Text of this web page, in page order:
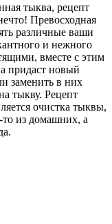
тыква, рецепт
Превосходная
различные ваши
и нежного
вместе с этим
придаст новый
заменить в них
тыкву. Рецепт
очистка тыквы,
то из домашних, а